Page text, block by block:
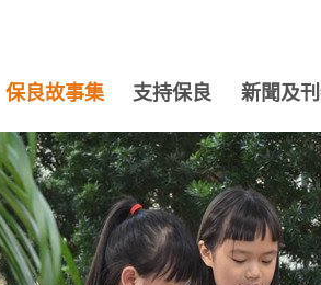
保良故事集 支持保良 新聞及